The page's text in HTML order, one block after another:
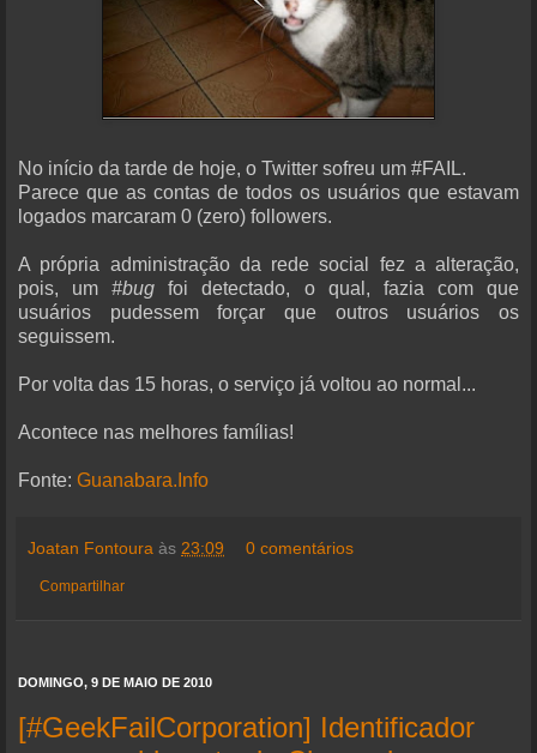
No início da tarde de hoje, o Twitter sofreu um #FAIL.
Parece que as contas de todos os usuários que estavam
logados marcaram 0 (zero) followers.
A própria administração da rede social fez a alteração,
pois, um#bug foi detectado, o qual, fazia com que
usuários pudessem forçar que outros usuários os
seguissem.
Por volta das 15 horas, o serviço já voltou ao normal...
Acontece nas melhores famílias!
Fonte: Guanabara.Info
Joatan Fontoura às 23:09 0 comentários
Compartilhar
DOMINGO, 9 DE MAIO DE 2010
[#GeekFailCorporation] Identificador